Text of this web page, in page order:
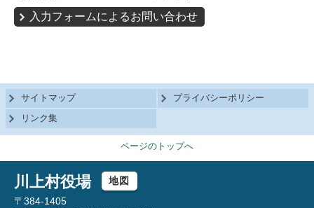
入力フォームによるお問い合わせ
サイトマップ
プライバシーポリシー
リンク集
ページのトップへ
川上村役場
地図
〒384-1405